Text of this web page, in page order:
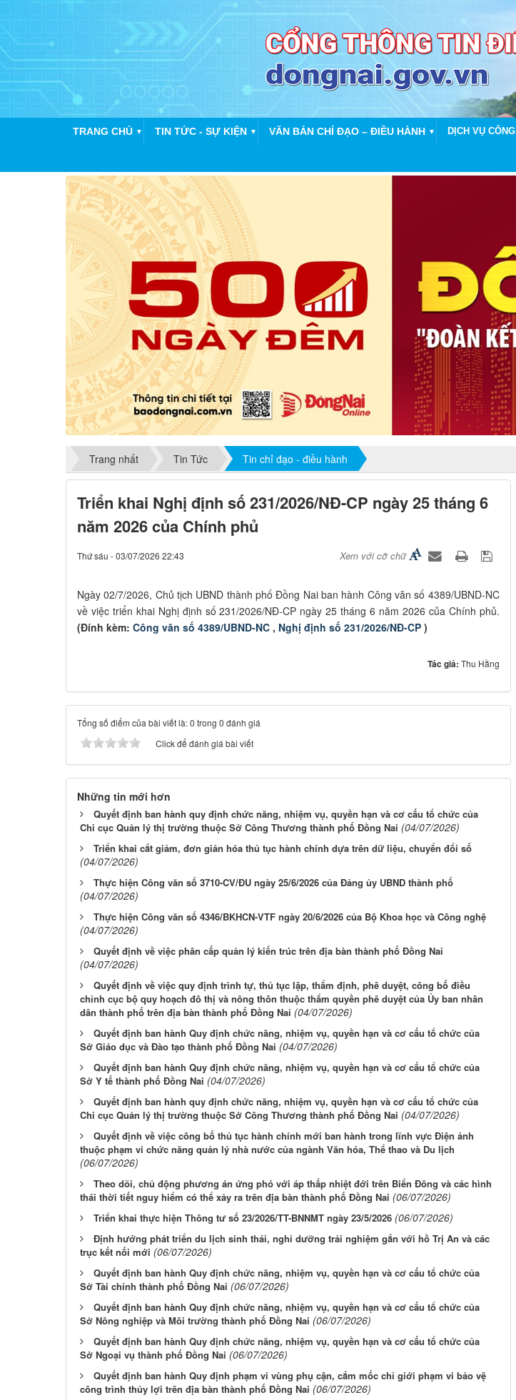
TRANG CHỦ ▼ TIN TỨC - SỰ KIỆN ▼ VĂN BẢN CHỈ ĐẠO – ĐIỀU HÀNH ▼ DỊCH VỤ CÔNG
Trang nhất Tin Tức Tin chỉ đạo - điều hành
Triển khai Nghị định số 231/2026/NĐ-CP ngày 25 tháng 6
năm 2026 của Chính phủ
Thứ sáu - 03/07/2026 22:43 Xem với cỡ chữ
Ngày 02/7/2026, Chủ tịch UBND thành phố Đồng Nai ban hành Công văn số 4389/UBND-NC
về việc triển khai Nghị định số 231/2026/NĐ-CP ngày 25 tháng 6 năm 2026 của Chính phủ.
(Đính kèm: Công văn số 4389/UBND-NC , Nghị định số 231/2026/NĐ-CP )
Tác giả: Thu Hằng
Tổng số điểm của bài viết là: 0 trong 0 đánh giá
Click để đánh giá bài viết
Những tin mới hơn
Quyết định ban hành quy định chức năng, nhiệm vụ, quyền hạn và cơ cấu tổ chức của
Chi cục Quản lý thị trường thuộc Sở Công Thương thành phố Đồng Nai (04/07/2026)
Triển khai cắt giảm, đơn giản hóa thủ tục hành chính dựa trên dữ liệu, chuyển đổi số
(04/07/2026)
Thực hiện Công văn số 3710-CV/ĐU ngày 25/6/2026 của Đảng ủy UBND thành phố
(04/07/2026)
Thực hiện Công văn số 4346/BKHCN-VTF ngày 20/6/2026 của Bộ Khoa học và Công nghệ
(04/07/2026)
Quyết định về việc phân cấp quản lý kiến trúc trên địa bàn thành phố Đồng Nai
(04/07/2026)
Quyết định về việc quy định trình tự, thủ tục lập, thẩm định, phê duyệt, công bố điều
chỉnh cục bộ quy hoạch đô thị và nông thôn thuộc thẩm quyền phê duyệt của Ủy ban nhân
dân thành phố trên địa bàn thành phố Đồng Nai (04/07/2026)
Quyết định ban hành Quy định chức năng, nhiệm vụ, quyền hạn và cơ cấu tổ chức của
Sở Giáo dục và Đào tạo thành phố Đồng Nai (04/07/2026)
Quyết định ban hành Quy định chức năng, nhiệm vụ, quyền hạn và cơ cấu tổ chức của
Sở Y tế thành phố Đồng Nai (04/07/2026)
Quyết định ban hành quy định chức năng, nhiệm vụ, quyền hạn và cơ cấu tổ chức của
Chi cục Quản lý thị trường thuộc Sở Công Thương thành phố Đồng Nai (04/07/2026)
Quyết định về việc công bố thủ tục hành chính mới ban hành trong lĩnh vực Điện ảnh
thuộc phạm vi chức năng quản lý nhà nước của ngành Văn hóa, Thể thao và Du lịch
(06/07/2026)
Theo dõi, chủ động phương án ứng phó với áp thấp nhiệt đới trên Biển Đông và các hình
thái thời tiết nguy hiểm có thể xảy ra trên địa bàn thành phố Đồng Nai (06/07/2026)
Triển khai thực hiện Thông tư số 23/2026/TT-BNNMT ngày 23/5/2026 (06/07/2026)
Định hướng phát triển du lịch sinh thái, nghỉ dưỡng trải nghiệm gắn với hồ Trị An và các
trục kết nối mới (06/07/2026)
Quyết định ban hành Quy định chức năng, nhiệm vụ, quyền hạn và cơ cấu tổ chức của
Sở Tài chính thành phố Đồng Nai (06/07/2026)
Quyết định ban hành Quy định chức năng, nhiệm vụ, quyền hạn và cơ cấu tổ chức của
Sở Nông nghiệp và Môi trường thành phố Đồng Nai (06/07/2026)
Quyết định ban hành Quy định chức năng, nhiệm vụ, quyền hạn và cơ cấu tổ chức của
Sở Ngoại vụ thành phố Đồng Nai (06/07/2026)
Quyết định ban hành Quy định phạm vi vùng phụ cận, cắm mốc chỉ giới phạm vi bảo vệ
công trình thủy lợi trên địa bàn thành phố Đồng Nai (06/07/2026)